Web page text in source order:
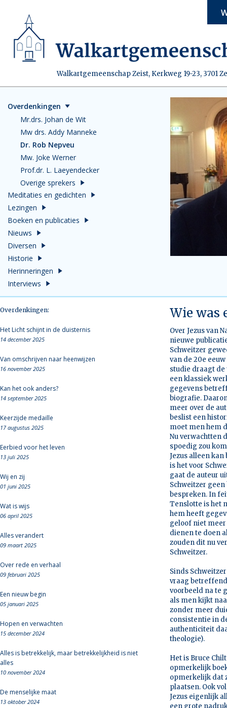
Walkartgemeenschap Zeist, Kerkweg 19-23, 3701
Overdenkingen
Mr.drs. Johan de Wit
Mw drs. Addy Manneke
Dr. Rob Nepveu
Mw. Joke Werner
Prof.dr. L. Laeyendecker
Overige sprekers
Meditaties en gedichten
Lezingen
Boeken en publicaties
Nieuws
Diversen
Historie
Herinneringen
Interviews
Overdenkingen:
Het Licht schijnt in de duisternis
14 december 2025
Van omschrijven naar heenwijzen
16 november 2025
Kan het ook anders?
14 september 2025
Keerzijde medaille
17 augustus 2025
Eerbied voor het leven
13 juli 2025
Wij en zij
01 juni 2025
Wat is wijs
06 april 2025
Alles verandert
09 maart 2025
Over rede en verhaal
09 februari 2025
Een nieuw begin
05 januari 2025
Hopen en verwachten
15 december 2024
Alles is betrekkelijk, maar betrekkelijkheid is niet
alles
10 november 2024
De menselijke maat
13 oktober 2024
Wie was
Over Jezus van
nieuwe
Schweitzer
van de 20e
studie draagt de
een klassiek
gegevens
biografie.
meer over de
beslist een
moet men hem
Nu verwachtten
spoedig zou
Jezus alleen
is het voor
gaat de auteur
Schweitzer
bespreken. In
Tenslotte is het
hem heeft
geloof niet meer
dienen te doen
zouden dit nu
Schweitzer.
Sinds
vraag
voorbeeld na te
als men kijkt
zonder meer
consistentie in
authenticiteit
theologie).
Het is Bruce
opmerkelijk
opmerkelijk dat
plaatsen. Ook
Jezus eigenlijk
een grote